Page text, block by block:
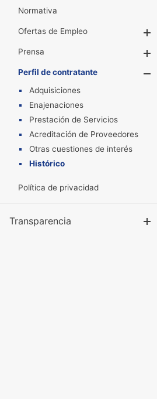
Normativa
Ofertas de Empleo
Prensa
Perfil de contratante
Adquisiciones
Enajenaciones
Prestación de Servicios
Acreditación de Proveedores
Otras cuestiones de interés
Histórico
Política de privacidad
Transparencia